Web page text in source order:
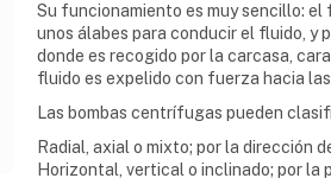
Su funcionamiento es muy sencillo: el
unos álabes para conducir el fluido,
donde es recogido por la carcasa,
fluido es expelido con fuerza hacia
Las bombas centrífugas pueden
Radial, axial o mixto; por la dirección
Horizontal, vertical o inclinado; por la